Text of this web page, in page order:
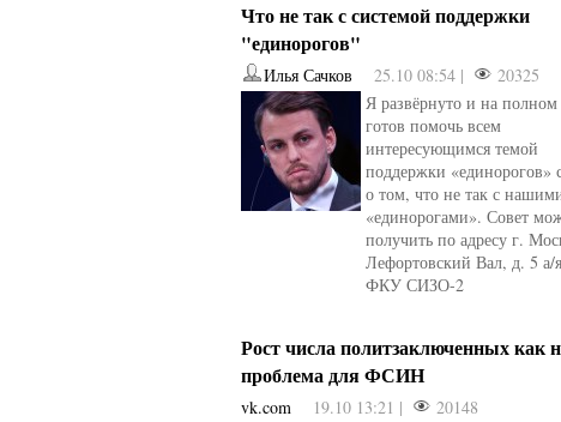
Что не так с системой поддержки
"единорогов"
Илья Сачков 25.10 08:54 |
20325
Я развёрнуто и на полном
готов помочь всем
интересующимся темой
поддержки «единорогов»
о том, что не так с
«единорогами». Совет
получить по адресу г.
Лефортовский Вал, д. 5 а/
ФКУ СИЗО-2
Рост числа политзаключенных как
проблема для ФСИН
vk.com 19.10 13:21 |
20148